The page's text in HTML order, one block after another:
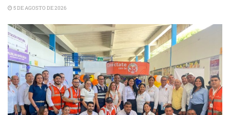
5 DE AGOSTO DE 2026